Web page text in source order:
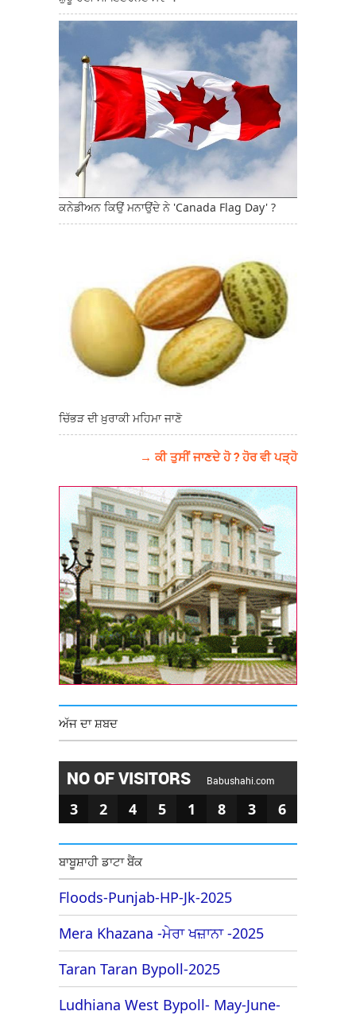
ਕਨੇਡੀਅਨ ਕਿਉਂ ਮਨਾਉਂਦੇ ਨੇ 'Canada Flag Day' ?
ਚਿੱਭੜ ਦੀ ਖ਼ੁਰਾਕੀ ਮਹਿਮਾ ਜਾਣੋ
→ ਕੀ ਤੁਸੀਂ ਜਾਣਦੇ ਹੋ ? ਹੋਰ ਵੀ ਪੜ੍ਹੋ
ਅੱਜ ਦਾ ਸ਼ਬਦ
NO OF VISITORS Babushahi.com
3 2 4 5 1 8 3 6
ਬਾਬੂਸ਼ਾਹੀ ਡਾਟਾ ਬੈਂਕ
Floods-Punjab-HP-Jk-2025
Mera Khazana -ਮੇਰਾ ਖਜ਼ਾਨਾ -2025
Taran Taran Bypoll-2025
Ludhiana West Bypoll- May-June-